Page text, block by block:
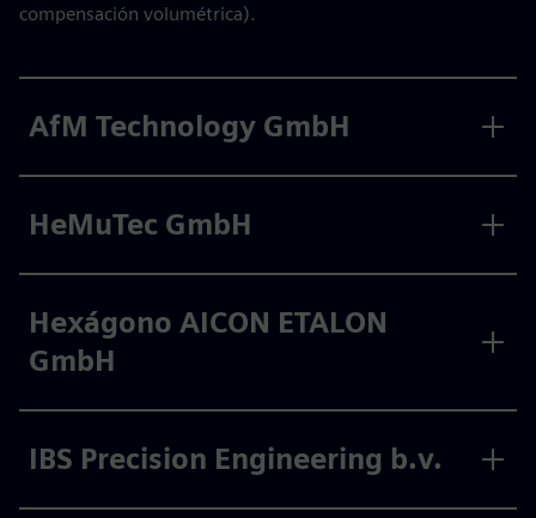
compensación volumétrica).
AfM Technology GmbH
HeMuTec GmbH
Hexágono AICON ETALON
GmbH
IBS Precision Engineering b.v.